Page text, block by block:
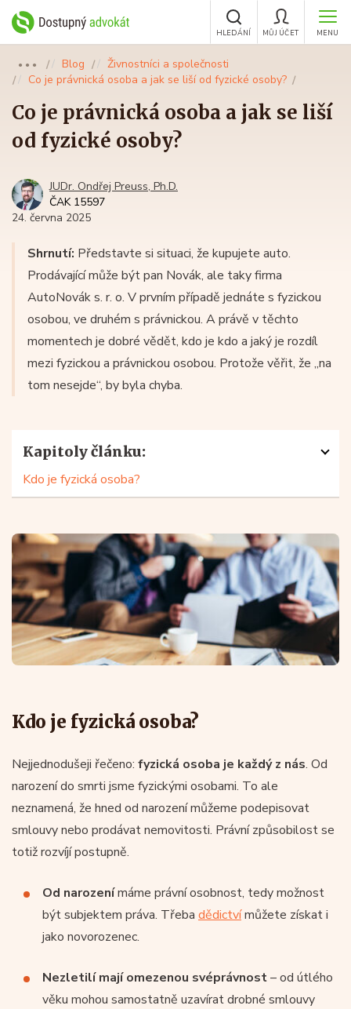
MENU
MŮJ ÚČET
HLEDÁNÍ
●●● Blog
Živnostníci a společnosti
Co je právnická osoba a jak se liší od fyzické osoby?
Co je právnická osoba a jak se liší
od fyzické osoby?
JUDr. Ondřej Preuss, Ph.D.
ČAK 15597
24. června 2025
Shrnutí: Představte si situaci, že kupujete auto.
Prodávající může být pan Novák, ale taky firma
AutoNovák s. r. o. V prvním případě jednáte s fyzickou
osobou, ve druhém s právnickou. A právě v těchto
momentech je dobré vědět, kdo je kdo a jaký je rozdíl
mezi fyzickou a právnickou osobou. Protože věřit, že „na
tom nesejde“, by byla chyba.
Kapitoly článku:
Kdo je fyzická osoba?
Kdo je fyzická osoba?
Nejjednodušeji řečeno: fyzická osoba je každý z nás. Od
narození do smrti jsme fyzickými osobami. To ale
neznamená, že hned od narození můžeme podepisovat
smlouvy nebo prodávat nemovitosti. Právní způsobilost se
totiž rozvíjí postupně.
Od narozenímáme právní osobnost, tedy možnost
být subjektem práva. Třeba dědictvímůžete získat i
jako novorozenec.
Nezletilí mají omezenou svéprávnost– od útlého
věku mohou samostatně uzavírat drobné smlouvy